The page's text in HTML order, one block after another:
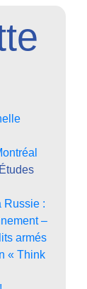
Russie :
–
armés
« Think